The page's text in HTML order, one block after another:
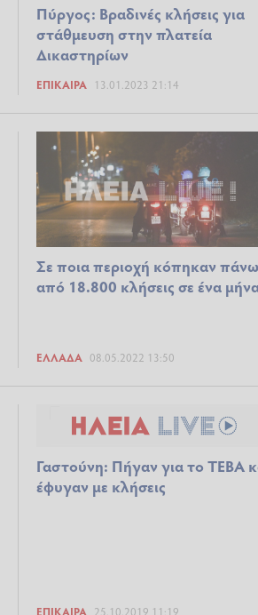
Πύργος: Βραδινές κλήσεις για
στάθμευση στην πλατεία
Δικαστηρίων
ΕΠΊΚΑΙΡΑ 13.01.2023 21:14
Σε ποια περιοχή κόπηκαν
από 18.800 κλήσεις σε ένα
ΕΛΛΆΔΑ 08.05.2022 13:50
Γαστούνη: Πήγαν για το ΤΕΒΑ
έφυγαν με κλήσεις
ΕΠΊΚΑΙΡΑ 25.10.2019 11:19